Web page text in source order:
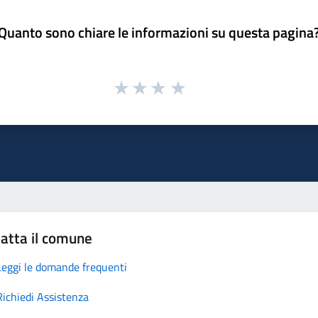
sono chiare le informazioni su questa
il comune
le domande frequenti
Assistenza